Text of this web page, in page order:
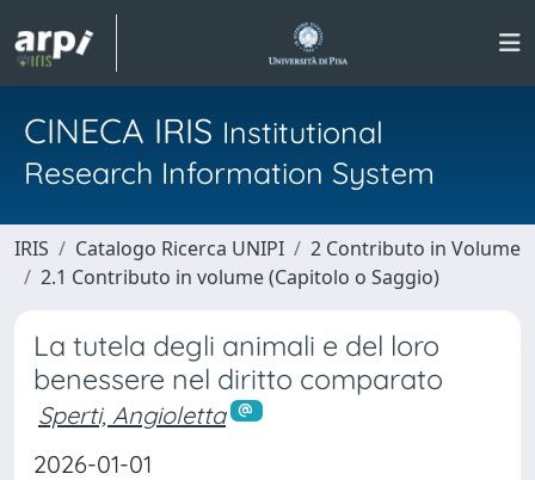
CINECA IRIS Institutional
Research Information System
IRIS Catalogo Ricerca UNIPI
2 Contributo in Volume
2.1 Contributo in volume (Capitolo o Saggio)
La tutela degli animali e del loro
benessere nel diritto comparato
Sperti, Angioletta
2026-01-01